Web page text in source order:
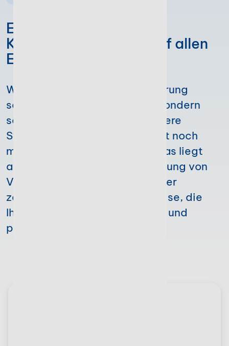
Eine zukunftssichere
Kanzleiorganisation auf allen
Ebenen meistern
Wer tatsächlich auf Digitalisierung
setzt, spart nicht nur Papier, sondern
schafft Raum für Effizienz. Unsere
Steuerberater-Software bringt noch
mehr Struktur in Ihre Kanzlei. Das liegt
an einer cleveren Automatisierung von
Verwaltungsprozessen und einer
zentralen, digitalen Arbeitsweise, die
Ihre tägliche Arbeit erleichtert und
professionalisiert.